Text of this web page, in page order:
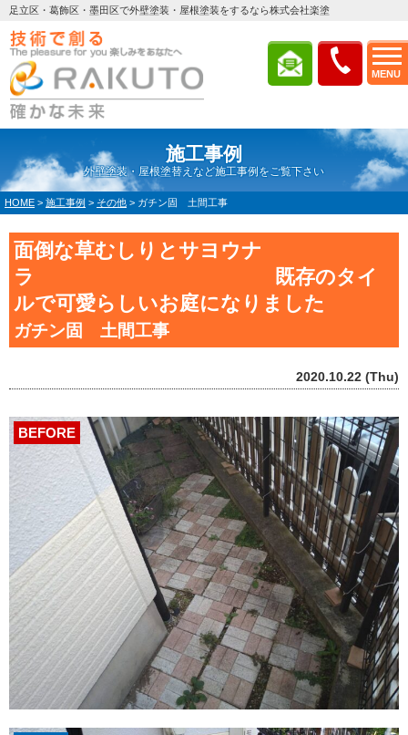
MENU
足立区・葛飾区・墨田区で外壁塗装・屋根塗装をするなら株式会社楽塗
施工事例
外壁塗装・屋根塗替えなど施工事例をご覧下さい
HOME > 施工事例 > その他 > ガチン固 土間工事
面倒な草むしりとサヨウナ
ラ 既存のタイ
ルで可愛らしいお庭になりました
ガチン固 土間工事
2020.10.22 (Thu)
BEFORE